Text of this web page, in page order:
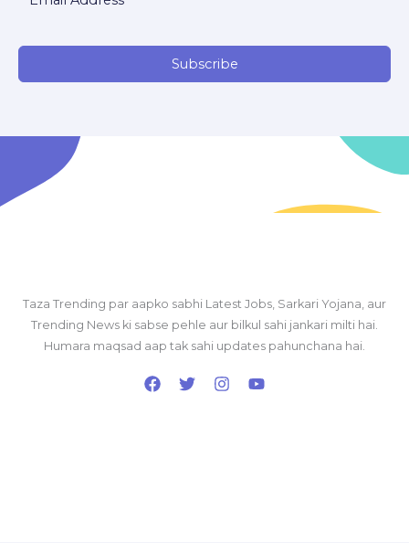
Subscribe
Taza Trending par aapko sabhi Latest Jobs, Sarkari Yojana, aur
Trending News ki sabse pehle aur bilkul sahi jankari milti hai.
Humara maqsad aap tak sahi updates pahunchana hai.